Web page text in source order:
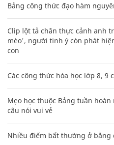
Bảng công thức đạo hàm
Clip lột tả chân thực cảnh anh
mèo', người tinh ý còn phát
con
Các công thức hóa học lớp 8, 9
Mẹo học thuộc Bảng tuần
câu nói vui vẻ
Nhiều điểm bất thường ở bằng